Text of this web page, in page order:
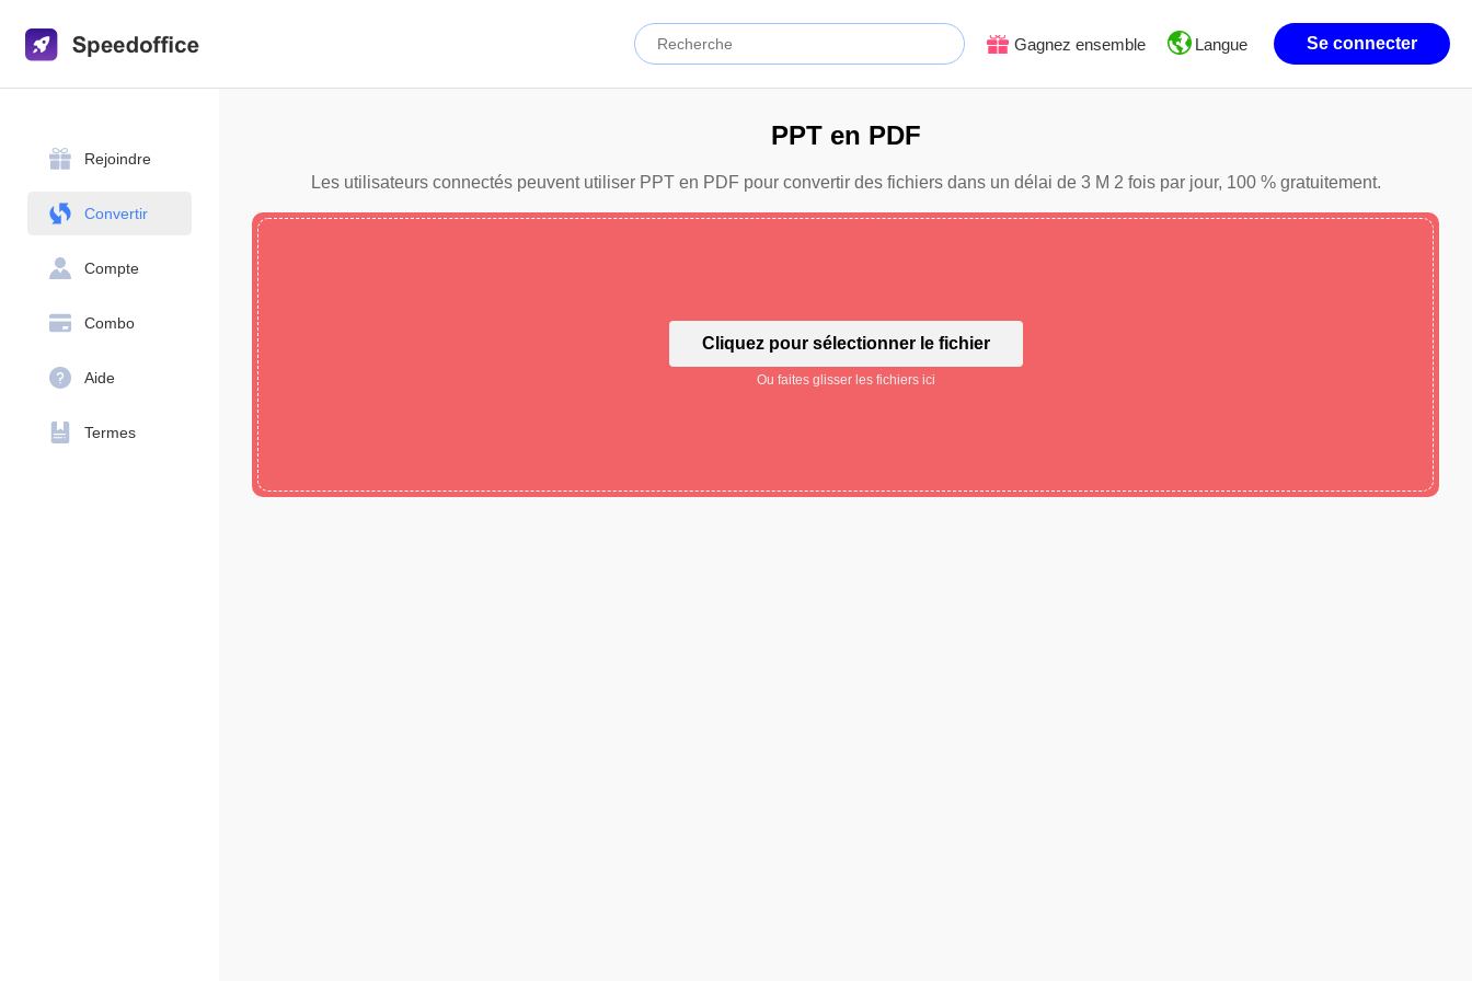
Gagnez ensemble Langue Se connecter
Rejoindre
Convertir
Compte
Combo
Aide
Termes
PPT en PDF
Les utilisateurs connectés peuvent utiliser PPT en PDF pour convertir des fichiers dans un délai de 3 M 2 fois par jour, 100 % gratuitement.
Cliquez pour sélectionner le fichier
Ou faites glisser les fichiers ici